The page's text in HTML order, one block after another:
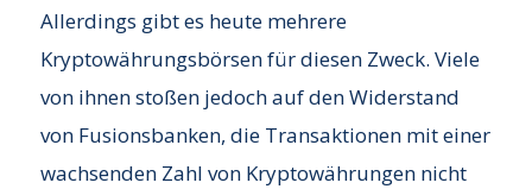
Allerdings gibt es heute mehrere
Kryptowährungsbörsen für diesen Zweck. Viele
von ihnen stoßen jedoch auf den Widerstand
von Fusionsbanken, die Transaktionen mit einer
wachsenden Zahl von Kryptowährungen nicht